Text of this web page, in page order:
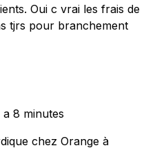
Oui c vrai les frais de
tjrs pour branchement
a 8 minutes
chez Orange à